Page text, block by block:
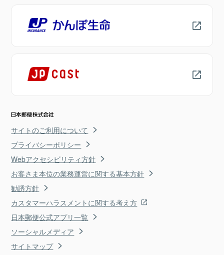
サイトのご利用について
プライバシーポリシー
Webアクセシビリティ方針
お客さま本位の業務運営に関する基本方針
勧誘方針
カスタマーハラスメントに関する考え方
日本郵便公式アプリ一覧
ソーシャルメディア
サイトマップ